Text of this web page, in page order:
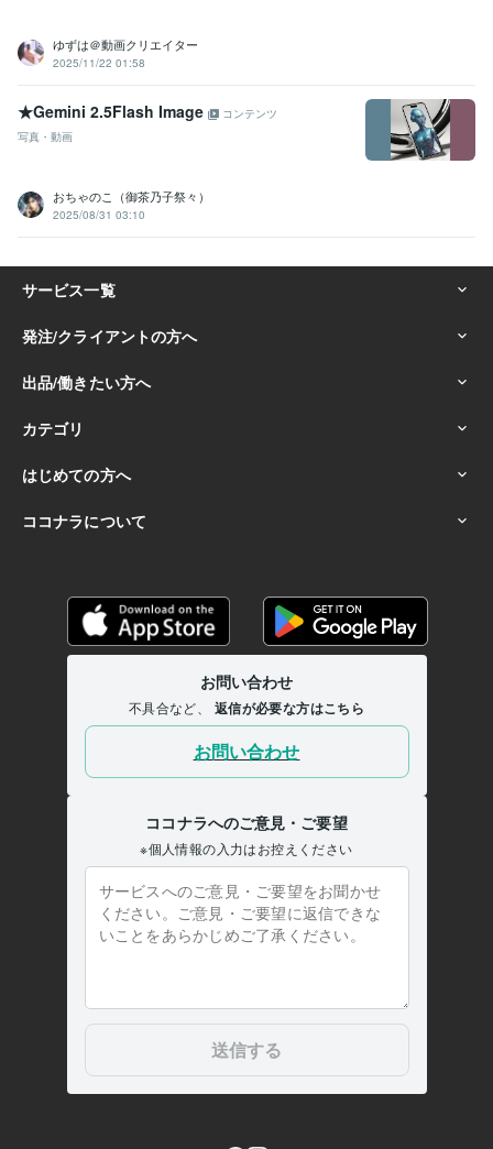
ゆずは＠動画クリエイター
2025/11/22 01:58
★Gemini 2.5Flash Image
コンテンツ
写真・動画
おちゃのこ（御茶乃子祭々）
2025/08/31 03:10